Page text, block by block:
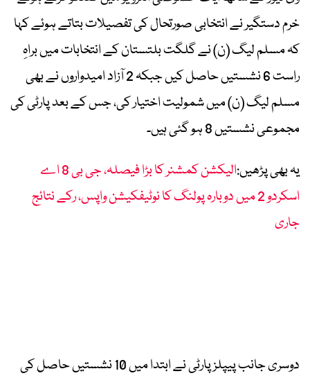
خرم دستگیر نے انتخابی صورتحال کی تفصیلات بتاتے ہوئے کہا
کہ مسلم لیگ (ن) نے گلگت بلتستان کے انتخابات میں براہِ
راست 6 نشستیں حاصل کیں جبکہ 2 آزاد امیدواروں نے بھی
مسلم لیگ (ن) میں شمولیت اختیار کی، جس کے بعد پارٹی کی
مجموعی نشستیں 8 ہو گئی ہیں۔
یہ بھی پڑھیں:
الیکشن کمشنر کا بڑا فیصلہ، جی بی 8 اے
اسکردو 2 میں دوبارہ پولنگ کا نوٹیفکیشن واپس، رکے نتائج
جاری
دوسری جانب پیپلز پارٹی نے ابتدا میں 10 نشستیں حاصل کی